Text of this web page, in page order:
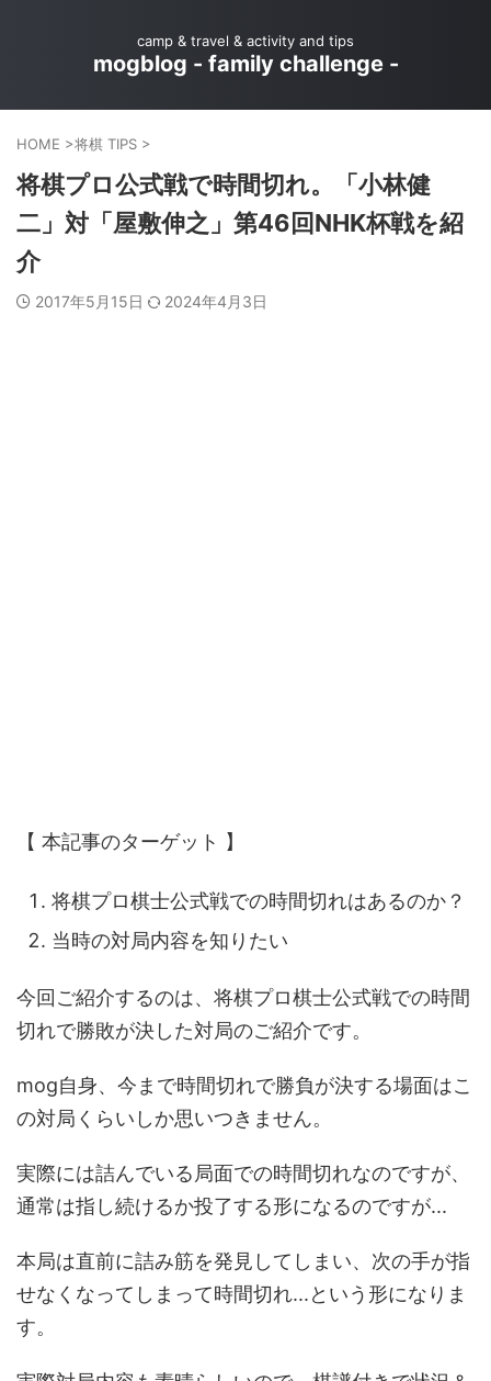
camp & travel & activity and tips
mogblog - family challenge -
HOME >将棋 TIPS >
将棋プロ公式戦で時間切れ。「小林健
二」対「屋敷伸之」第46回NHK杯戦を紹
介
2017年5月15日 2024年4月3日
【 本記事のターゲット 】
将棋プロ棋士公式戦での時間切れはあるのか？
当時の対局内容を知りたい
今回ご紹介するのは、将棋プロ棋士公式戦での時間
切れで勝敗が決した対局のご紹介です。
mog自身、今まで時間切れで勝負が決する場面はこ
の対局くらいしか思いつきません。
実際には詰んでいる局面での時間切れなのですが、
通常は指し続けるか投了する形になるのですが...
本局は直前に詰み筋を発見してしまい、次の手が指
せなくなってしまって時間切れ...という形になりま
す。